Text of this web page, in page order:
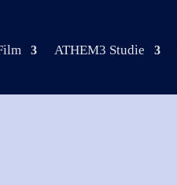
ATHEM3 Studie